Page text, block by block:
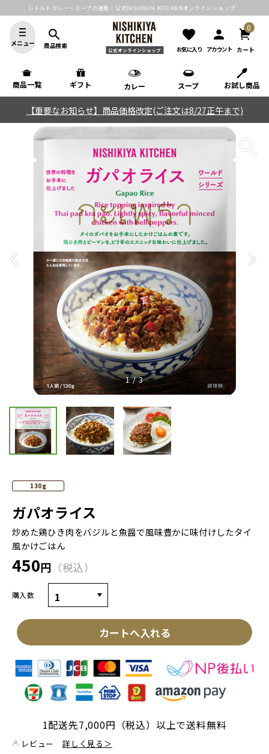
レトルトカレー・スープの通販｜公式NISHIKIYA KITCHENオンラインショップ
メニュー
search
商品検索
公式オンラインショップ
favorite
お気に入り
person
アカウント カート
0
商品一覧 ギフト カレー スープ お試し商品
【重要なお知らせ】商品価格改定(ご注文は8/27正午まで)
Previous
1/3
130g
ガパオライス
炒めた鶏ひき肉をバジルと魚醤で風味豊かに味付けしたタイ
風かけごはん
450円 税込
購入数
カートへ入れる
1配送先7,000円（税込）以上で送料無料
レビュー 詳しく見る＞